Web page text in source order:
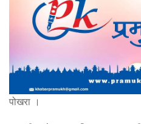
पोखरा ।